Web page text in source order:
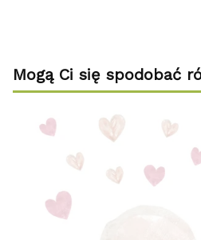
Mogą Ci się spodobać